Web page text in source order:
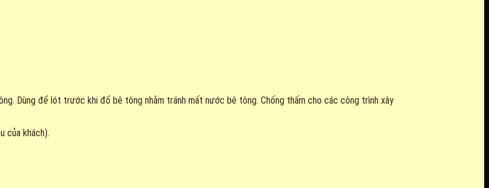
Dùng để lót trước khi đổ bê tông nhằm tránh mất nước bê tông. Chống thấm cho các công trình xây
của khách).